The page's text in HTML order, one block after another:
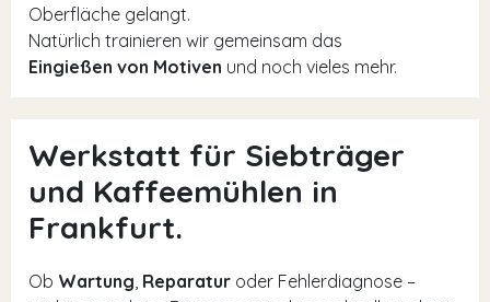
Oberfläche gelangt.
Natürlich trainieren wir gemeinsam das
Eingießen von Motiven und noch vieles mehr.
Werkstatt für Siebträger
und Kaffeemühlen in
Frankfurt.
Ob Wartung, Reparatur oder Fehlerdiagnose –